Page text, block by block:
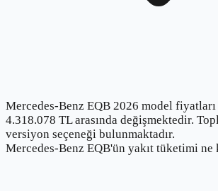
Mercedes-Benz EQB 2026 model
4.318.078 TL arasında değişmektedir.
versiyon seçeneği bulunmaktadır.
Mercedes-Benz EQB'ün yakıt tüketimi ne